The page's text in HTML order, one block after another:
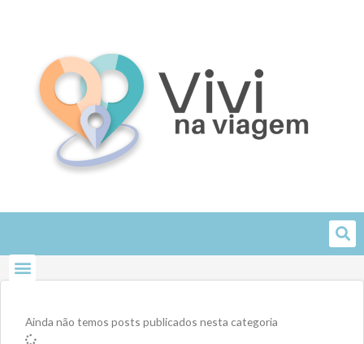
Ainda não temos posts publicados nesta categoria